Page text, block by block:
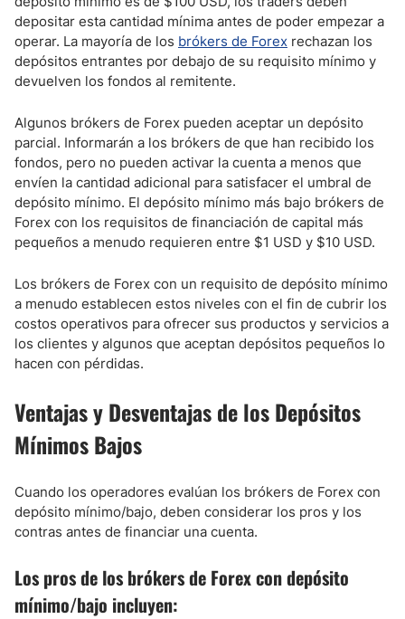
depositar esta cantidad mínima antes de poder empezar a
operar. La mayoría de los brókers de Forex rechazan los
depósitos entrantes por debajo de su requisito mínimo y
devuelven los fondos al remitente.
Algunos brókers de Forex pueden aceptar un depósito
parcial. Informarán a los brókers de que han recibido los
fondos, pero no pueden activar la cuenta a menos que
envíen la cantidad adicional para satisfacer el umbral de
depósito mínimo. El depósito mínimo más bajo brókers de
Forex con los requisitos de financiación de capital más
pequeños a menudo requieren entre $1 USD y $10 USD.
Los brókers de Forex con un requisito de depósito mínimo
a menudo establecen estos niveles con el fin de cubrir los
costos operativos para ofrecer sus productos y servicios a
los clientes y algunos que aceptan depósitos pequeños lo
hacen con pérdidas.
Ventajas y Desventajas de los Depósitos
Mínimos Bajos
Cuando los operadores evalúan los brókers de Forex con
depósito mínimo/bajo, deben considerar los pros y los
contras antes de financiar una cuenta.
Los pros de los brókers de Forex con depósito
mínimo/bajo incluyen: